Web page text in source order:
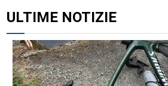
ULTIME NOTIZIE